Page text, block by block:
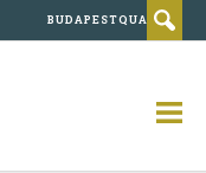
BUDAPESTQUAD